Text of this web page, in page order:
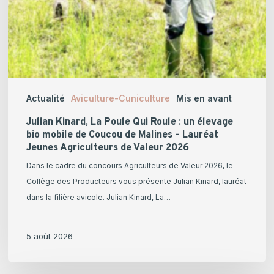
Actualité Aviculture-Cuniculture Mis en avant
de
Coucou
de
Malines
–
Jeunes
Agriculteurs
Valeur
2026
Julian Kinard, La Poule Qui Roule : un élevage
bio mobile de Coucou de Malines – Lauréat
Jeunes Agriculteurs de Valeur 2026
Dans le cadre du concours Agriculteurs de Valeur 2026, le
Collège des Producteurs vous présente Julian Kinard, lauréat
dans la filière avicole. Julian Kinard, La…
5 août 2026